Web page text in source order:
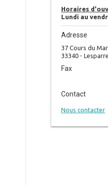
Horaires
Lundi au
Adresse
37 Cours du
33340 -
Fax
Contact
Nous contacter